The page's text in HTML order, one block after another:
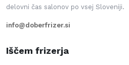
delovni čas salonov po vsej Sloveniji.
info@doberfrizer.si
Iščem frizerja